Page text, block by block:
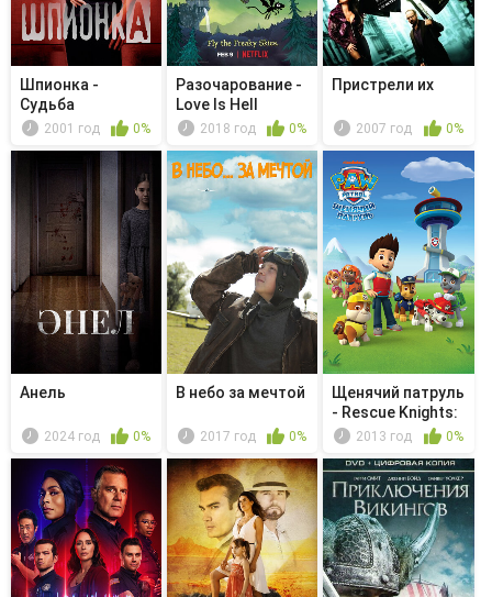
Шпионка -
Судьба
2001 год 0%
Разочарование -
Love Is Hell
2018 год 0%
Пристрели их
2007 год 0%
Анель
2024 год 0%
В небо за мечтой
2017 год 0%
Щенячий патруль
- Rescue Knights:
Que...2013 год 0%